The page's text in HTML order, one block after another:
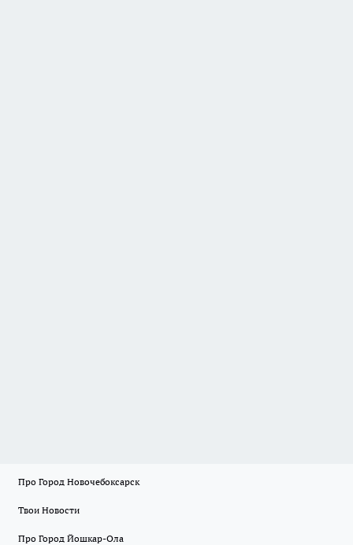
Про Город Новочебоксарск
Твои Новости
Про Город Йошкар-Ола